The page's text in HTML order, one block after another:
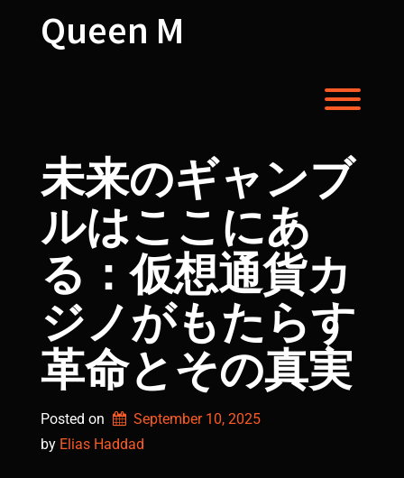
Queen M
未来のギャンブ
ルはここにあ
る：仮想通貨カ
ジノがもたらす
革命とその真実
Posted on
September 10, 2025
by Elias Haddad